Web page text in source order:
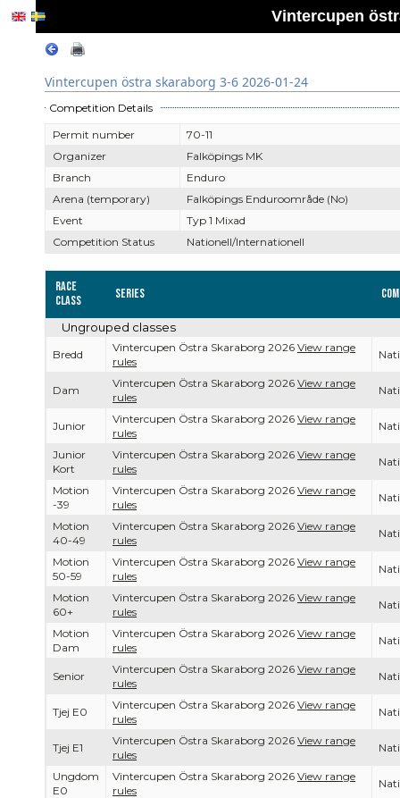
Vintercupen
Vintercupen östra skaraborg 3-6 2026-01-24
Competition Details
Permit number
70-11
Organizer
Falköpings MK
Branch
Enduro
Arena (temporary)
Falköpings Enduroområde (No)
Event
Typ 1 Mixad
Competition Status
Nationell/Internationell
Race
Class
Series
Ungrouped classes
Bredd
Vintercupen Östra Skaraborg 2026 View range
rules
Dam
Vintercupen Östra Skaraborg 2026 View range
rules
Junior
Vintercupen Östra Skaraborg 2026 View range
rules
Junior
Kort
Vintercupen Östra Skaraborg 2026 View range
rules
Motion
-39
Vintercupen Östra Skaraborg 2026 View range
rules
Motion
40-49
Vintercupen Östra Skaraborg 2026 View range
rules
Motion
50-59
Vintercupen Östra Skaraborg 2026 View range
rules
Motion
60+
Vintercupen Östra Skaraborg 2026 View range
rules
Motion
Dam
Vintercupen Östra Skaraborg 2026 View range
rules
Senior
Vintercupen Östra Skaraborg 2026 View range
rules
Tjej E0
Vintercupen Östra Skaraborg 2026 View range
rules
Tjej E1
Vintercupen Östra Skaraborg 2026 View range
rules
Ungdom
E0
Vintercupen Östra Skaraborg 2026 View range
rules